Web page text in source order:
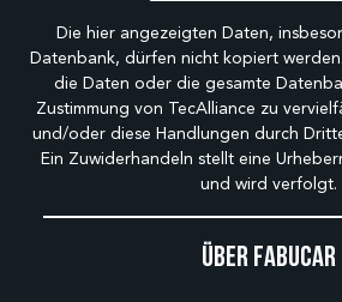
Über Fabucar
Die hier angezeigten Daten,
Datenbank, dürfen nicht kopiert
die Daten oder die gesamte
Zustimmung von TecAlliance zu
und/oder diese Handlungen durch
Ein Zuwiderhandeln stellt eine
und wird verfolgt.